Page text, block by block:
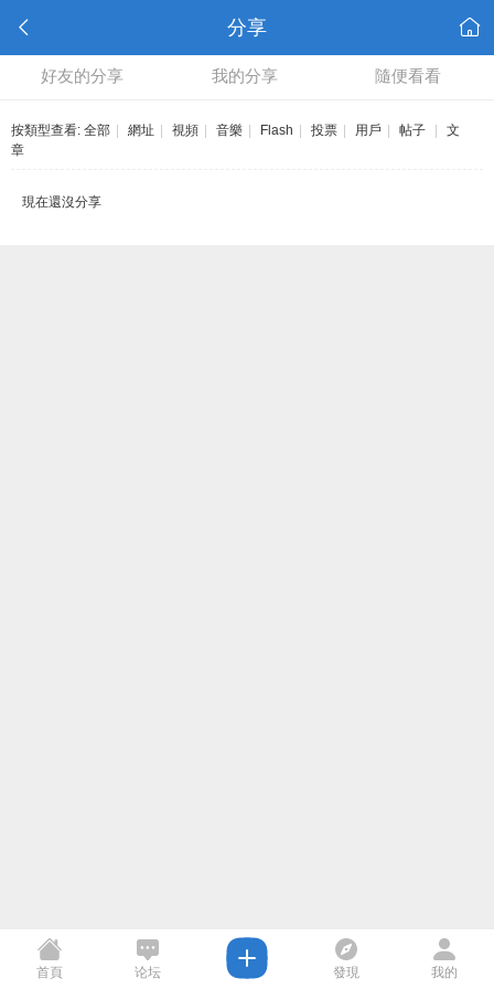
分享
好友的分享 我的分享 隨便看看
按類型查看: 全部 網址 視頻 音樂 Flash 投票 用戶 帖子
文
章
現在還沒分享
首頁 论坛 發現 我的